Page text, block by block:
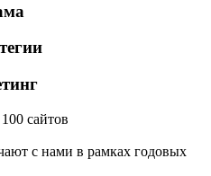
сайтов
с нами в рамках годовых